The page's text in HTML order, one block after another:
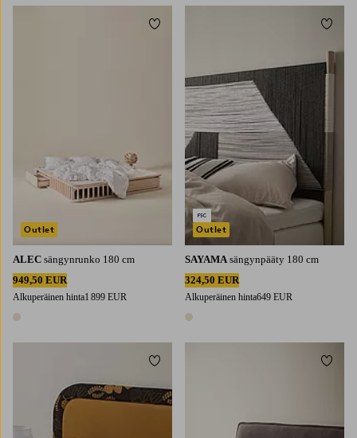
ALEC sängynrunko 180 cm
949,50 EUR
Alkuperäinen hinta1 899 EUR
1 väri
Outlet
Lisää suosikkeihin
SAYAMA sängynpääty 180 cm
324,50 EUR
Alkuperäinen hinta649 EUR
1 väri
Outlet
Lisää
Lisää suosikkeihin Lisää